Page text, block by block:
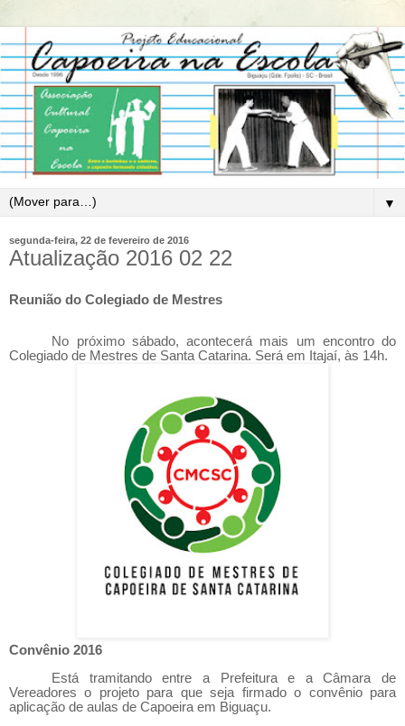
▼
segunda-feira, 22 de fevereiro de 2016
Atualização 2016 02 22
Reunião do Colegiado de Mestres
No próximo sábado, acontecerá mais um encontro do
Colegiado de Mestres de Santa Catarina. Será em Itajaí, às 14h.
Convênio 2016
Está tramitando entre a Prefeitura e a Câmara de
Vereadores o projeto para que seja firmado o convênio para
aplicação de aulas de Capoeira em Biguaçu.